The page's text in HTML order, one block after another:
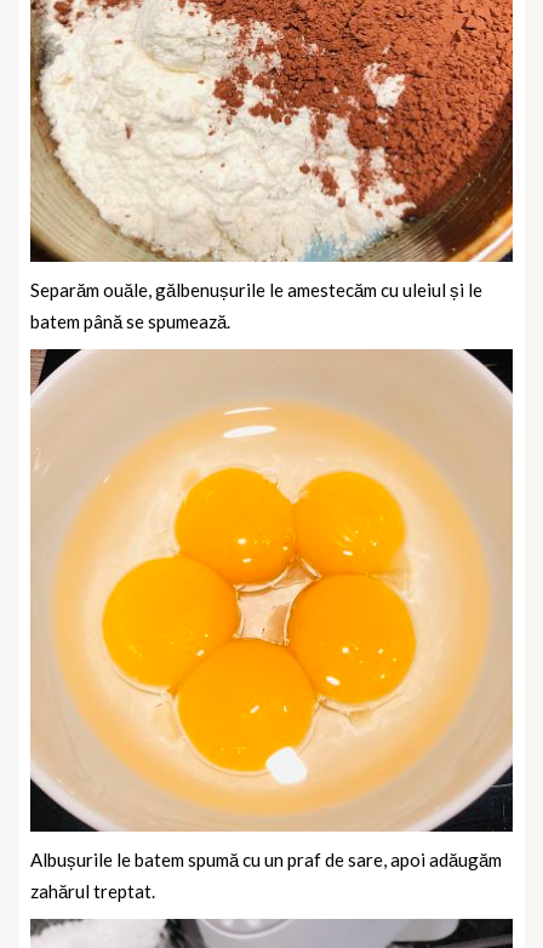
Separăm ouăle, gălbenușurile le amestecăm cu uleiul și le
batem până se spumează.
Albușurile le batem spumă cu un praf de sare, apoi adăugăm
zahărul treptat.